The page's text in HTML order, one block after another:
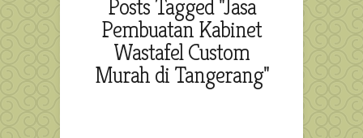
Posts Tagged "Jasa
Pembuatan Kabinet
Wastafel Custom
Murah di Tangerang"